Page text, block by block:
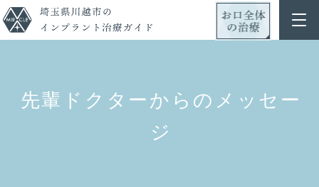
先輩ドクターからのメッセー
ジ